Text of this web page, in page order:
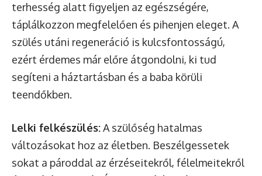
terhesség alatt figyeljen az egészségére,
táplálkozzon megfelelően és pihenjen eleget. A
szülés utáni regeneráció is kulcsfontosságú,
ezért érdemes már előre átgondolni, ki tud
segíteni a háztartásban és a baba körüli
teendőkben.
Lelki felkészülés:A szülőség hatalmas
változásokat hoz az életben. Beszélgessetek
sokat a pároddal az érzéseitekről, félelmeitekről